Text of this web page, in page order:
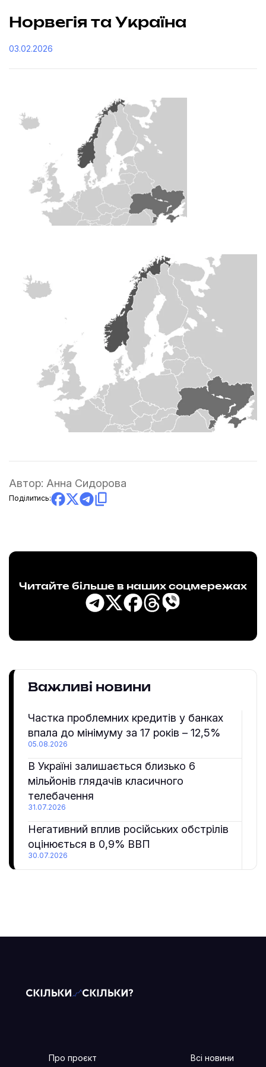
Норвегія та Україна
03.02.2026
Автор: Анна Сидорова
Поділитись:
Читайте більше в наших соцмережах
Важливі новини
Частка проблемних кредитів у банках
впала до мінімуму за 17 років – 12,5%
05.08.2026
В Україні залишається близько 6
мільйонів глядачів класичного
телебачення
31.07.2026
Негативний вплив російських обстрілів
оцінюється в 0,9% ВВП
30.07.2026
Про проєкт
Всі новини